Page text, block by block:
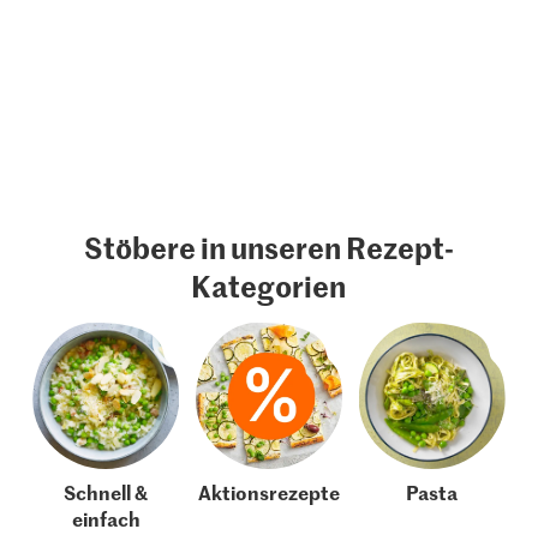
Stöbere in unseren Rezept-
Kategorien
Schnell &
einfach
Aktionsrezepte Pasta